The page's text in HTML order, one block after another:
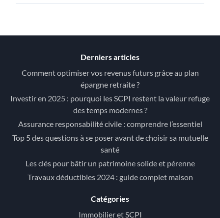
Derniers articles
Comment optimiser vos revenus futurs grâce au plan
épargne retraite ?
Investir en 2025 : pourquoi les SCPI restent la valeur refuge
des temps modernes ?
Assurance responsabilité civile : comprendre l’essentiel
Top 5 des questions à se poser avant de choisir sa mutuelle
santé
Les clés pour bâtir un patrimoine solide et pérenne
Travaux déductibles 2024 : guide complet maison
Catégories
Immobilier et SCPI